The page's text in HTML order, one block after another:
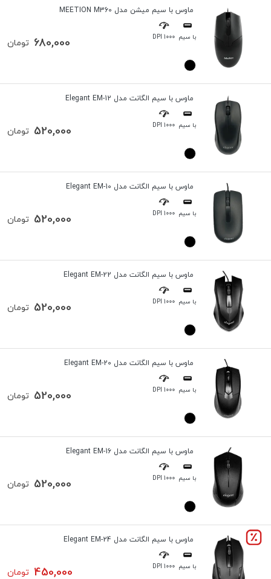
ماوس با سیم میشن مدل MEETION M360
با سیم 1000 DPI تومان 680,000
ماوس با سیم الگانت مدل Elegant EM-12
با سیم 1000 DPI تومان 520,000
ماوس با سیم الگانت مدل Elegant EM-10
با سیم 1000 DPI تومان 520,000
ماوس با سیم الگانت مدل Elegant EM-22
با سیم 1000 DPI تومان 520,000
ماوس با سیم الگانت مدل Elegant EM-20
با سیم 1000 DPI تومان 520,000
ماوس با سیم الگانت مدل Elegant EM-16
با سیم 1000 DPI تومان 520,000
ماوس با سیم الگانت مدل Elegant EM-24
با سیم 1000 DPI تومان 450,000